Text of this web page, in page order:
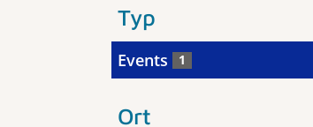
Typ
Events 1
Ort